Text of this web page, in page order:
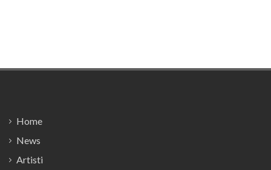
Home
News
Artisti